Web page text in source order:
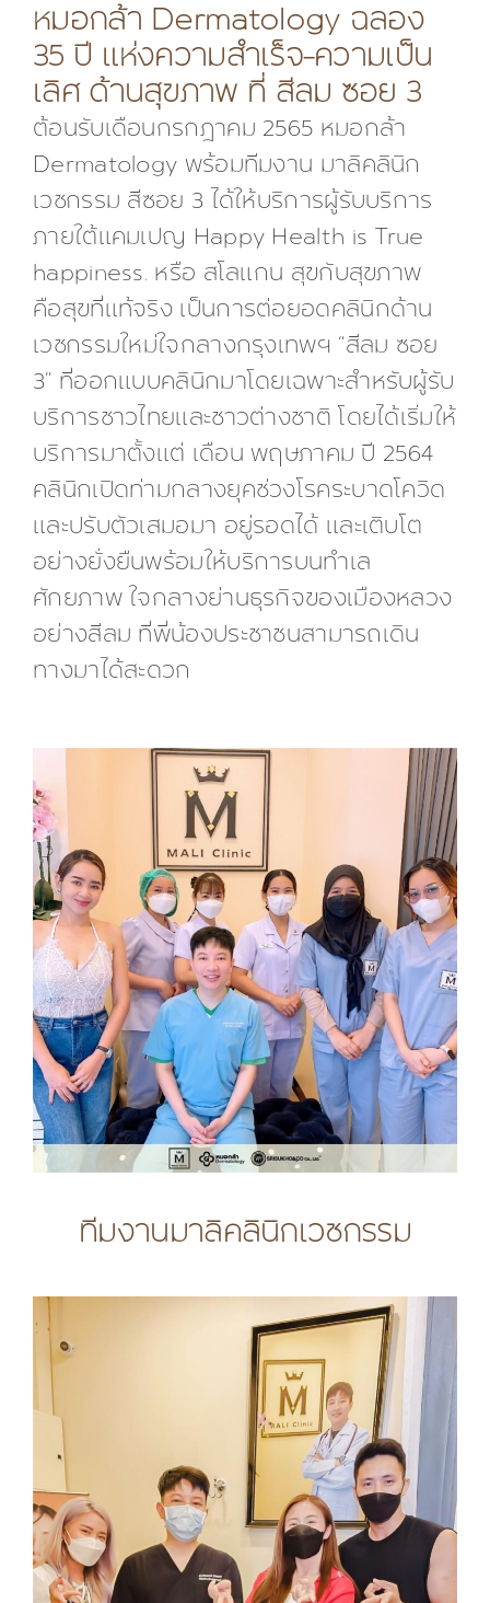
หมอกล้า Dermatology ฉลอง
35 ปี แห่งความสำเร็จ-ความเป็น
เลิศ ด้านสุขภาพ ที่ สีลม ซอย 3
ต้อนรับเดือนกรกฎาคม 2565 หมอกล้า
Dermatology พร้อมทีมงาน มาลิคลินิก
เวชกรรม สีซอย 3 ได้ให้บริการผู้รับบริการ
ภายใต้แคมเปญ Happy Health is True
happiness. หรือ สโลแกน สุขกับสุขภาพ
คือสุขที่แท้จริง เป็นการต่อยอดคลินิกด้าน
เวชกรรมใหม่ใจกลางกรุงเทพฯ “สีลม ซอย
3” ที่ออกแบบคลินิกมาโดยเฉพาะสำหรับผู้รับ
บริการชาวไทยและชาวต่างชาติ โดยได้เริ่มให้
บริการมาตั้งแต่ เดือน พฤษภาคม ปี 2564
คลินิกเปิดท่ามกลางยุคช่วงโรคระบาดโควิด
และปรับตัวเสมอมา อยู่รอดได้ และเติบโต
อย่างยั่งยืนพร้อมให้บริการบนทำเล
ศักยภาพ ใจกลางย่านธุรกิจของเมืองหลวง
อย่างสีลม ที่พี่น้องประชาชนสามารถเดิน
ทางมาได้สะดวก
ทีมงานมาลิคลินิกเวชกรรม